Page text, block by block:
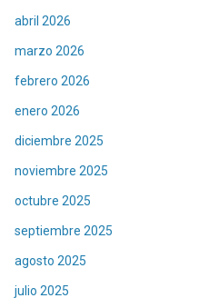
abril 2026
marzo 2026
febrero 2026
enero 2026
diciembre 2025
noviembre 2025
octubre 2025
septiembre 2025
agosto 2025
julio 2025